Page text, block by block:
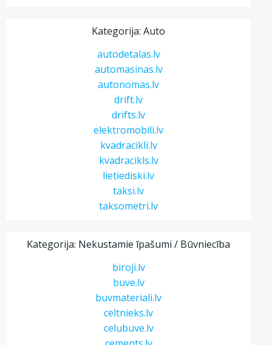
Kategorija: Auto
autodetalas.lv
automasinas.lv
autonomas.lv
drift.lv
drifts.lv
elektromobili.lv
kvadracikli.lv
kvadracikls.lv
lietiediski.lv
taksi.lv
taksometri.lv
Kategorija: Nekustamie īpašumi / Būvniecība
biroji.lv
buve.lv
buvmateriali.lv
celtnieks.lv
celubuve.lv